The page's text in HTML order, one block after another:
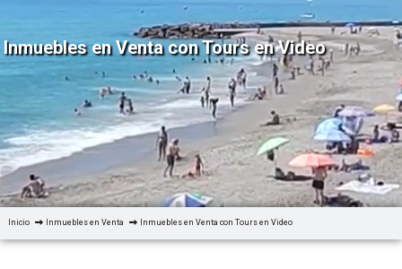
Inmuebles en Venta con Tours en Video
Inicio Inmuebles en Venta Inmuebles en Venta con Tours en Video